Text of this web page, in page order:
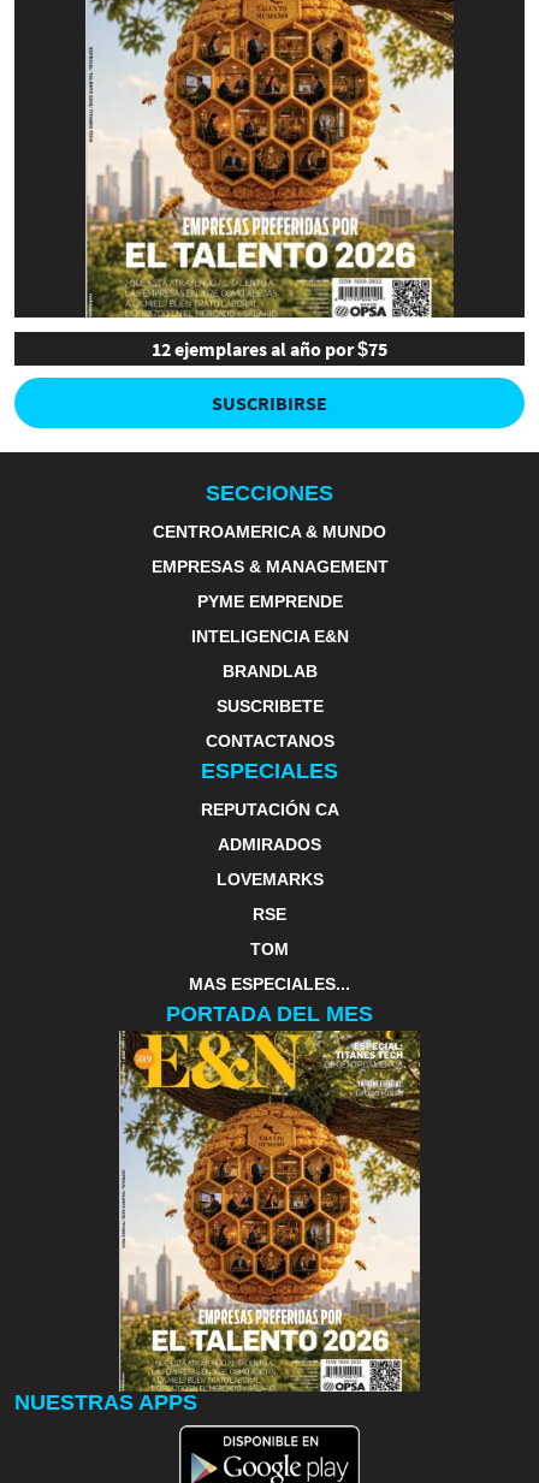
12 ejemplares al año por $75
SUSCRIBIRSE
SECCIONES
CENTROAMERICA & MUNDO
EMPRESAS & MANAGEMENT
PYME EMPRENDE
INTELIGENCIA E&N
BRANDLAB
SUSCRIBETE
CONTACTANOS
ESPECIALES
REPUTACIÓN CA
ADMIRADOS
LOVEMARKS
RSE
TOM
MAS ESPECIALES...
PORTADA DEL MES
NUESTRAS APPS